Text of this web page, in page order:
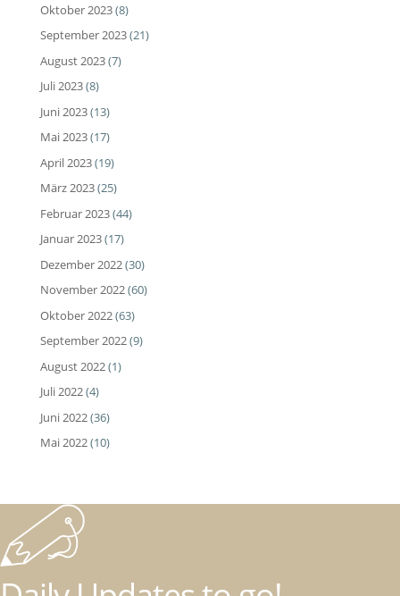
Oktober 2023(8)
September 2023(21)
August 2023(7)
Juli 2023(8)
Juni 2023(13)
Mai 2023(17)
April 2023(19)
März 2023(25)
Februar 2023(44)
Januar 2023(17)
Dezember 2022(30)
November 2022(60)
Oktober 2022(63)
September 2022(9)
August 2022(1)
Juli 2022(4)
Juni 2022(36)
Mai 2022(10)